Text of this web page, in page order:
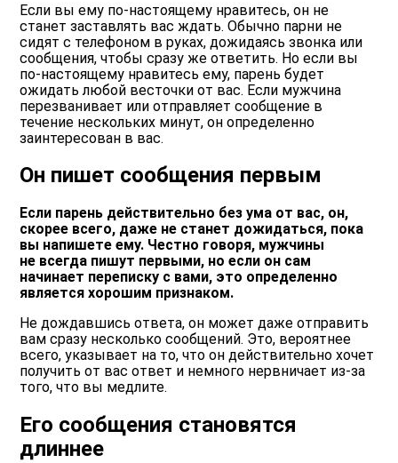
Если вы ему по-настоящему нравитесь, он не
станет заставлять вас ждать. Обычно парни не
сидят с телефоном в руках, дожидаясь звонка или
сообщения, чтобы сразу же ответить. Но если вы
по-настоящему нравитесь ему, парень будет
ожидать любой весточки от вас. Если мужчина
перезванивает или отправляет сообщение в
течение нескольких минут, он определенно
заинтересован в вас.
Он пишет сообщения первым
Если парень действительно без ума от вас, он,
скорее всего, даже не станет дожидаться, пока
вы напишете ему. Честно говоря, мужчины
не всегда пишут первыми, но если он сам
начинает переписку с вами, это определенно
является хорошим признаком.
Не дождавшись ответа, он может даже отправить
вам сразу несколько сообщений. Это, вероятнее
всего, указывает на то, что он действительно хочет
получить от вас ответ и немного нервничает из-за
того, что вы медлите.
Его сообщения становятся
длиннее